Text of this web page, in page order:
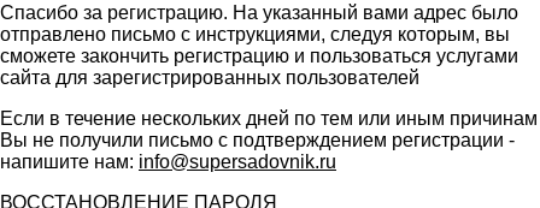
Спасибо за регистрацию. На указанный вами адрес было
отправлено письмо с инструкциями, следуя которым, вы
сможете закончить регистрацию и пользоваться услугами
сайта для зарегистрированных пользователей
Если в течение нескольких дней по тем или иным причинам
Вы не получили письмо с подтверждением регистрации -
напишите нам: info@supersadovnik.ru
ВОССТАНОВЛЕНИЕ ПАРОЛЯ